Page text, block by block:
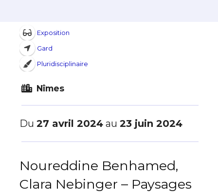
Exposition
Gard
Pluridisciplinaire
Nîmes
Du 27 avril 2024 au 23 juin 2024
Noureddine Benhamed,
Clara Nebinger – Paysages